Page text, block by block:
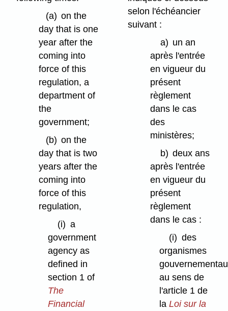
(a) on the
day that is one
year after the
coming into
force of this
regulation, a
department of
the
government;
(b) on the
day that is two
years after the
coming into
force of this
regulation,
(i) a
government
agency as
defined in
section 1 of
The
Financial
selon l'échéancier
suivant :
a) un an
après l'entrée
en vigueur du
présent
règlement
dans le cas
des
ministères;
b) deux ans
après l'entrée
en vigueur du
présent
règlement
dans le cas :
(i) des
organismes
au sens de
l'article 1 de
la Loi sur la